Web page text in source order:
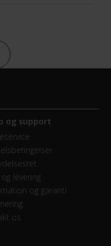
vil dele cyklens pris
og support
levering
og garanti
os